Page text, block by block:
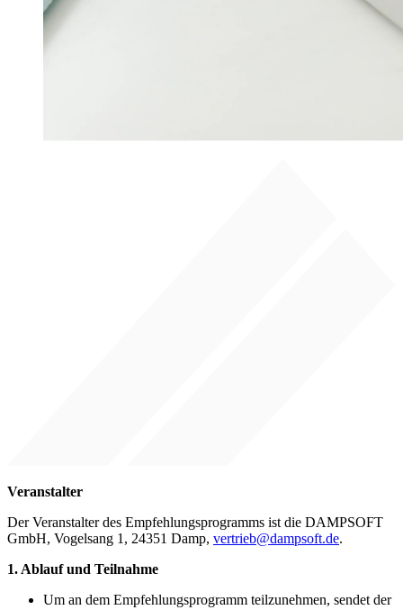
Veranstalter
Der Veranstalter des Empfehlungsprogramms ist die DAMPSOFT
GmbH, Vogelsang 1, 24351 Damp, vertrieb@dampsoft.de.
1. Ablauf und Teilnahme
Um an dem Empfehlungsprogramm teilzunehmen, sendet der